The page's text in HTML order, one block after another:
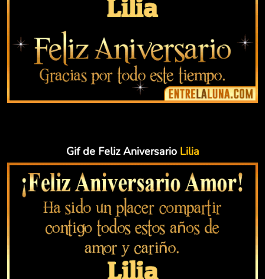
Gif de Feliz Aniversario Lilia